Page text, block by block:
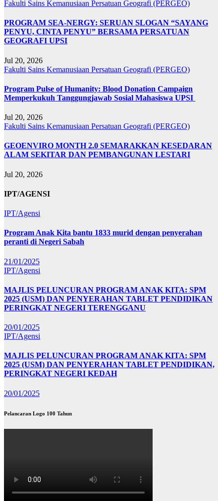
Fakulti Sains Kemanusiaan Persatuan Geografi (PERGEO)
PROGRAM SEA-NERGY: SERUAN SLOGAN “SAYANG
PENYU, CINTA PENYU” BERSAMA PERSATUAN
GEOGRAFI UPSI
Jul 20, 2026
Fakulti Sains Kemanusiaan Persatuan Geografi (PERGEO)
Program Pulse of Humanity: Blood Donation Campaign
Memperkukuh Tanggungjawab Sosial Mahasiswa UPSI
Jul 20, 2026
Fakulti Sains Kemanusiaan Persatuan Geografi (PERGEO)
GEOENVIRO MONTH 2.0 SEMARAKKAN KESEDARAN
ALAM SEKITAR DAN PEMBANGUNAN LESTARI
Jul 20, 2026
IPT/AGENSI
IPT/Agensi
Program Anak Kita bantu 1833 murid dengan penyerahan
peranti di Negeri Sabah
21/01/2025
IPT/Agensi
MAJLIS PELUNCURAN PROGRAM ANAK KITA: SPM
2025 (USM) DAN PENYERAHAN TABLET PENDIDIKAN
PERINGKAT NEGERI TERENGGANU
20/01/2025
IPT/Agensi
MAJLIS PELUNCURAN PROGRAM ANAK KITA: SPM
2025 (USM) DAN PENYERAHAN TABLET PENDIDIKAN,
PERINGKAT NEGERI KEDAH
20/01/2025
Pelancaran Logo 100 Tahun